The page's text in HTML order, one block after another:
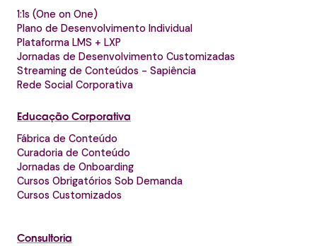
1:1s (One on One)
Plano de Desenvolvimento Individual
Plataforma LMS + LXP
Jornadas de Desenvolvimento Customizadas
Streaming de Conteúdos - Sapiência
Rede Social Corporativa
Educação Corporativa
Fábrica de Conteúdo
Curadoria de Conteúdo
Jornadas de Onboarding
Cursos Obrigatórios Sob Demanda
Cursos Customizados
Consultoria